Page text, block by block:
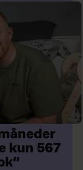
kun 567